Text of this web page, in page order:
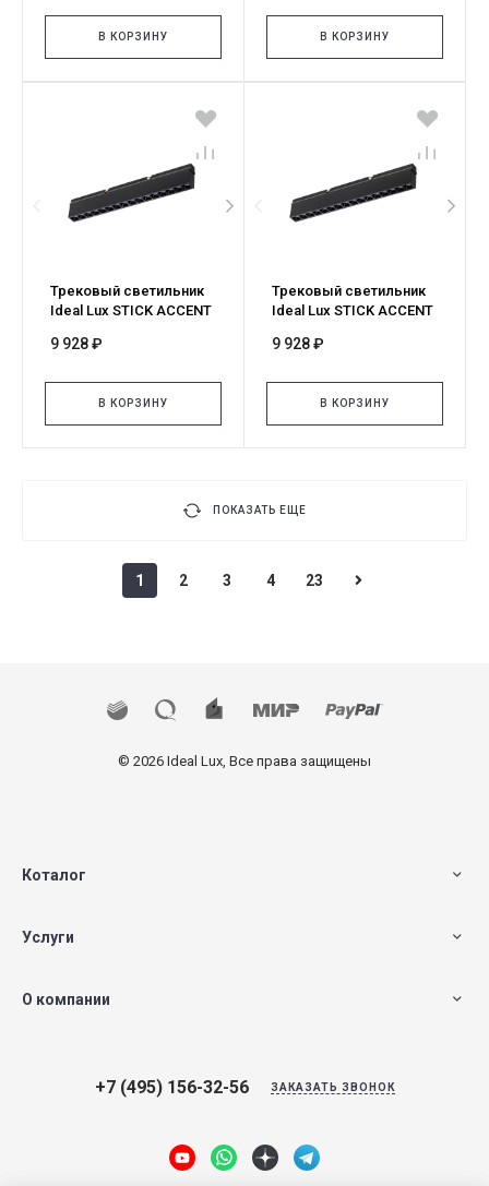
В КОРЗИНУ В КОРЗИНУ
Трековый светильник
Ideal Lux STICK ACCENT
9 928 ₽
В КОРЗИНУ
Трековый светильник
Ideal Lux STICK ACCENT
9 928 ₽
В КОРЗИНУ
ПОКАЗАТЬ ЕЩЕ
1 2 3 4 23
© 2026 Ideal Lux, Все права защищены
Коталог
Услуги
О компании
+7 (495) 156-32-56 ЗАКАЗАТЬ ЗВОНОК